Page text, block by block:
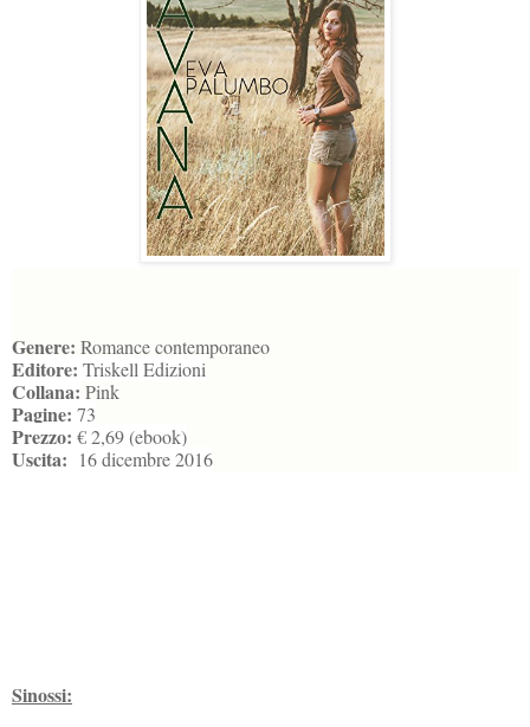
Genere: Romance contemporaneo
Editore: Triskell Edizioni
Collana: Pink
Pagine: 73
Prezzo: € 2,69 (ebook)
Uscita: 16 dicembre 2016
Sinossi: